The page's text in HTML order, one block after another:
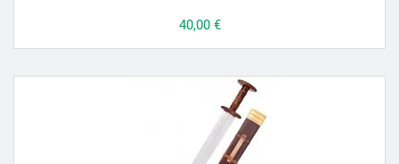
Precio
40,00 €